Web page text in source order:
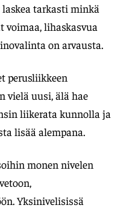
tarkasti minkä
lihaskasvua
on arvausta.
perusliikkeen
vielä uusi, älä hae
liikerata kunnolla ja
lisää alempana.
monen nivelen
Yksinivelisissä